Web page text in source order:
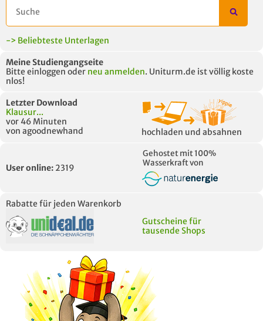
-> Beliebteste Unterlagen
Meine Studiengangseite
Bitte einloggen oder neu anmelden. Uniturm.de ist völlig koste
nlos!
Letzter Download
Klausur...
vor 46 Minuten
von agoodnewhand
hochladen und absahnen
User online: 2319
Gehostet mit 100%
Wasserkraft von
Rabatte für jeden Warenkorb
Gutscheine für
tausende Shops